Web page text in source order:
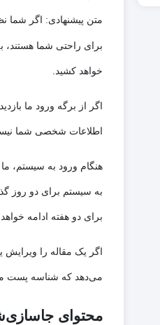
متن پیشنهادی: اگر شما
برای راحتی شما هستند،
خواهد کشید.
اگر از برگه ورود ما
اطلاعات شخصی شما
هنگام ورود به سیستم،
به سیستم برای دو روز
برای دو هفته ادامه
اگر یک مقاله را
می‌دهد که شناسه پست
محتوای